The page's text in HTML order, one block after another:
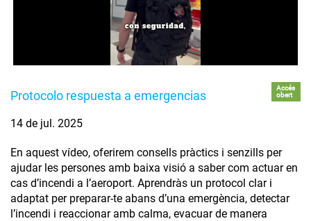
Protocolo respuesta a emergencias
Accés
obert
14 de jul. 2025
En aquest vídeo, oferirem consells pràctics i senzills per
ajudar les persones amb baixa visió a saber com actuar en
cas d’incendi a l’aeroport. Aprendràs un protocol clar i
adaptat per preparar-te abans d’una emergència, detectar
l’incendi i reaccionar amb calma, evacuar de manera